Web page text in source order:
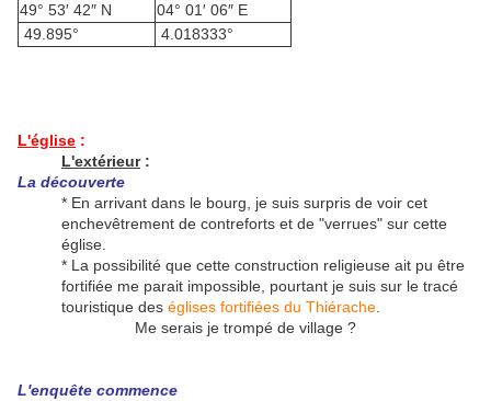
49° 53′ 42″ N
04° 01′ 06″ E
49.895°
4.018333°
L'église :
L'extérieur:
La découverte
* En arrivant dans le bourg, je suis surpris de voir cet
enchevêtrement de contreforts et de "verrues" sur cette
église.
* La possibilité que cette construction religieuse ait pu être
fortifiée me parait impossible, pourtant je suis sur le tracé
touristique des églises fortifiées du Thiérache
Me serais je trompé de village ?
L'enquête commence